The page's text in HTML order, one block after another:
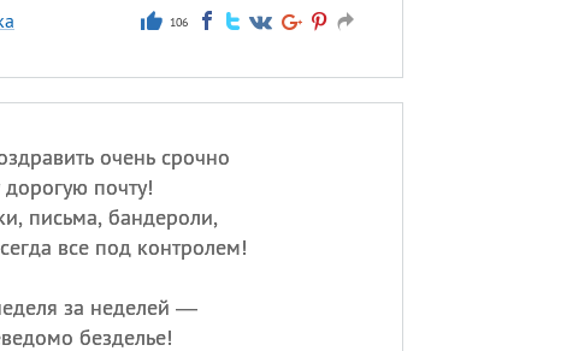
106
очень срочно
почту!
письма, бандероли,
все под контролем!
за неделей —
безделье!